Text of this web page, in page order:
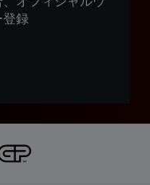
登録